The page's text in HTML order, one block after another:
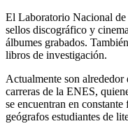
El Laboratorio Nacional de
sellos discográfico y
álbumes grabados.
libros de investigación.
Actualmente son alrededor
carreras de la ENES,
se encuentran en
geógrafos estudiantes de